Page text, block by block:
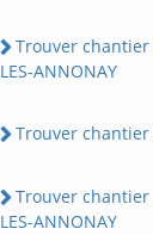
Trouver chantier
LES-ANNONAY
Trouver chantier
Trouver chantier
LES-ANNONAY